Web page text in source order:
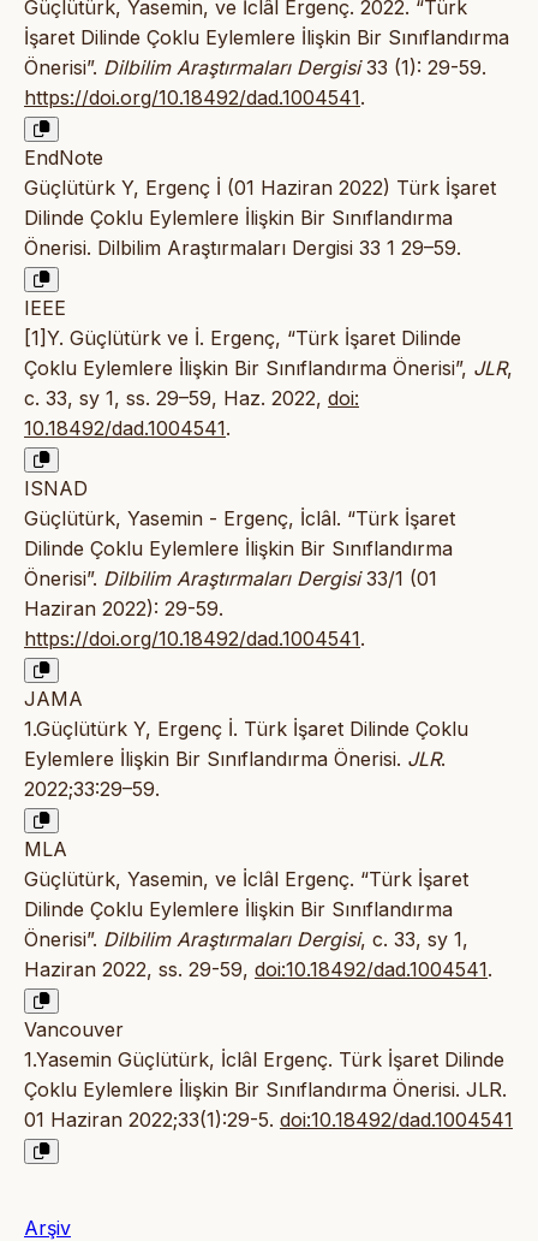
Güçlütürk, Yasemin, ve İclâl Ergenç. 2022. “Türk
İşaret Dilinde Çoklu Eylemlere İlişkin Bir Sınıflandırma
Önerisi”. Dilbilim Araştırmaları Dergisi33 (1): 29-59.
https://doi.org/10.18492/dad.1004541.
EndNote
Güçlütürk Y, Ergenç İ (01 Haziran 2022) Türk İşaret
Dilinde Çoklu Eylemlere İlişkin Bir Sınıflandırma
Önerisi. Dilbilim Araştırmaları Dergisi 33 1 29–59.
IEEE
[1]Y. Güçlütürk ve İ. Ergenç, “Türk İşaret Dilinde
Çoklu Eylemlere İlişkin Bir Sınıflandırma Önerisi”, JLR,
c. 33, sy 1, ss. 29–59, Haz. 2022, doi:
10.18492/dad.1004541.
ISNAD
Güçlütürk, Yasemin - Ergenç, İclâl. “Türk İşaret
Dilinde Çoklu Eylemlere İlişkin Bir Sınıflandırma
Önerisi”. Dilbilim Araştırmaları Dergisi33/1 (01
Haziran 2022): 29-59.
https://doi.org/10.18492/dad.1004541.
JAMA
1.Güçlütürk Y, Ergenç İ. Türk İşaret Dilinde Çoklu
Eylemlere İlişkin Bir Sınıflandırma Önerisi. JLR.
2022;33:29–59.
MLA
Güçlütürk, Yasemin, ve İclâl Ergenç. “Türk İşaret
Dilinde Çoklu Eylemlere İlişkin Bir Sınıflandırma
Önerisi”. Dilbilim Araştırmaları Dergisi, c. 33, sy 1,
Haziran 2022, ss. 29-59, doi:10.18492/dad.1004541.
Vancouver
1.Yasemin Güçlütürk, İclâl Ergenç. Türk İşaret Dilinde
Çoklu Eylemlere İlişkin Bir Sınıflandırma Önerisi. JLR.
01 Haziran 2022;33(1):29-5. doi:10.18492/dad.1004541
Arşiv